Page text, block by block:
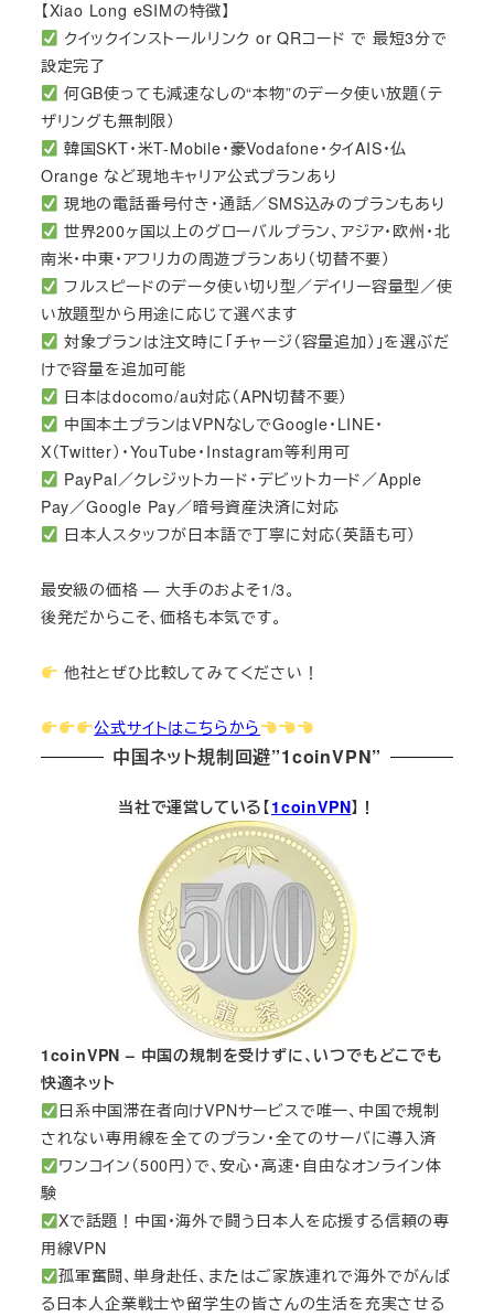
【Xiao Long eSIMの特徴】
クイックインストールリンク or QRコード で 最短3分で
設定完了
何GB使っても減速なしの“本物”のデータ使い放題（テ
ザリングも無制限）
韓国SKT・米T-Mobile・豪Vodafone・タイAIS・仏
Orange など現地キャリア公式プランあり
現地の電話番号付き・通話／SMS込みのプランもあり
世界200ヶ国以上のグローバルプラン、アジア・欧州・北
南米・中東・アフリカの周遊プランあり（切替不要）
フルスピードのデータ使い切り型／デイリー容量型／使
い放題型から用途に応じて選べます
対象プランは注文時に「チャージ（容量追加）」を選ぶだ
けで容量を追加可能
日本はdocomo/au対応（APN切替不要）
中国本土プランはVPNなしでGoogle・LINE・
X（Twitter）・YouTube・Instagram等利用可
PayPal／クレジットカード・デビットカード／Apple
Pay／Google Pay／暗号資産決済に対応
日本人スタッフが日本語で丁寧に対応（英語も可）
最安級の価格 — 大手のおよそ1/3。
後発だからこそ、価格も本気です。
他社とぜひ比較してみてください！
公式サイトはこちらから
中国ネット規制回避”1coinVPN”
当社で運営している【1coinVPN】！
1coinVPN – 中国の規制を受けずに、いつでもどこでも
快適ネット
日系中国滞在者向けVPNサービスで唯一、中国で規制
されない専用線を全てのプラン・全てのサーバに導入済
ワンコイン（500円）で、安心・高速・自由なオンライン体
験
Xで話題！中国・海外で闘う日本人を応援する信頼の専
用線VPN
孤軍奮闘、単身赴任、またはご家族連れで海外でがんば
る日本人企業戦士や留学生の皆さんの生活を充実させる